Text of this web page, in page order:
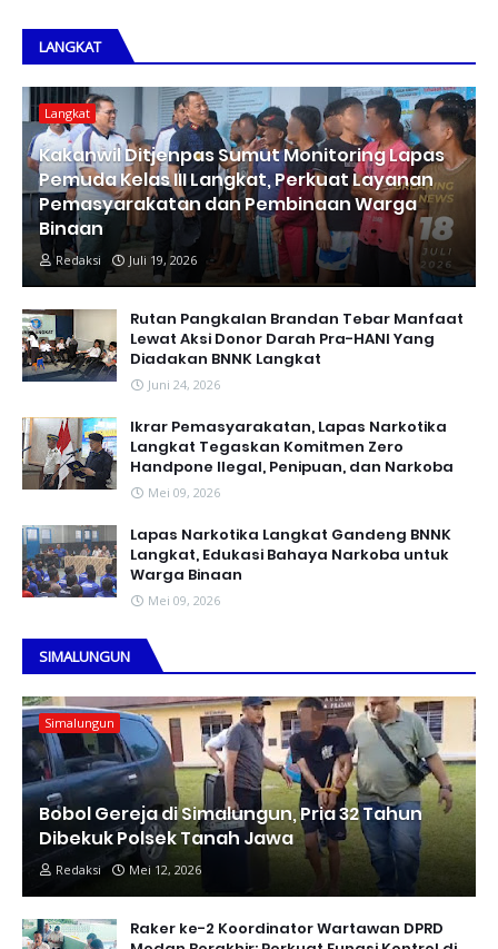
LANGKAT
Langkat
Kakanwil Ditjenpas Sumut Monitoring Lapas
Pemuda Kelas III Langkat, Perkuat Layanan
Pemasyarakatan dan Pembinaan Warga
Binaan
Redaksi Juli 19, 2026
Rutan Pangkalan Brandan Tebar Manfaat
Lewat Aksi Donor Darah Pra-HANI Yang
Diadakan BNNK Langkat
Juni 24, 2026
Ikrar Pemasyarakatan, Lapas Narkotika
Langkat Tegaskan Komitmen Zero
Handpone llegal, Penipuan, dan Narkoba
Mei 09, 2026
Lapas Narkotika Langkat Gandeng BNNK
Langkat, Edukasi Bahaya Narkoba untuk
Warga Binaan
Mei 09, 2026
SIMALUNGUN
Simalungun
Bobol Gereja di Simalungun, Pria 32 Tahun
Dibekuk Polsek Tanah Jawa
Redaksi Mei 12, 2026
Raker ke-2 Koordinator Wartawan DPRD